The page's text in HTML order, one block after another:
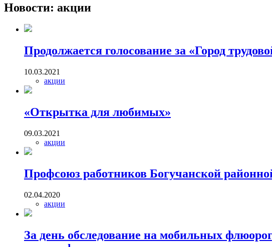
Новости: акции
Продолжается голосование за «Город
10.03.2021
акции
«Открытка для любимых»
09.03.2021
акции
Профсоюз работников Богучанской
02.04.2020
акции
За день обследование на мобильных